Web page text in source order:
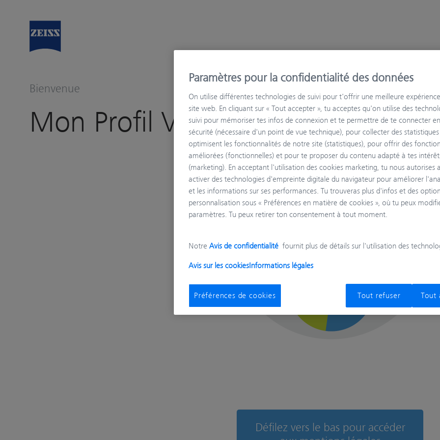
Bienvenue
Mon Profil Visuel
Défilez vers le bas pour accéder
Paramètres pour la confidentialité des données
On utilise différentes technologies de suivi pour t'offrir une meilleure
site web. En cliquant sur « Tout accepter », tu acceptes qu'on utilise des
suivi pour mémoriser tes infos de connexion et te permettre de te connecter
sécurité (nécessaire d'un point de vue technique), pour collecter des
optimisent les fonctionnalités de notre site (statistiques), pour offrir des
améliorées (fonctionnelles) et pour te proposer du contenu adapté à tes
(marketing). En acceptant l'utilisation des cookies marketing, tu nous autorises
activer des technologies d'empreinte digitale du navigateur pour améliorer
et les informations sur ses performances. Tu trouveras plus d'infos et des
personnalisation sous « Préférences en matière de cookies », où tu peux
paramètres. Tu peux retirer ton consentement à tout moment.
Notre Avis de confidentialité fournit plus de détails sur l'utilisation des
Avis sur les cookies Informations légales
Préférences de cookies Tout refuser Tout